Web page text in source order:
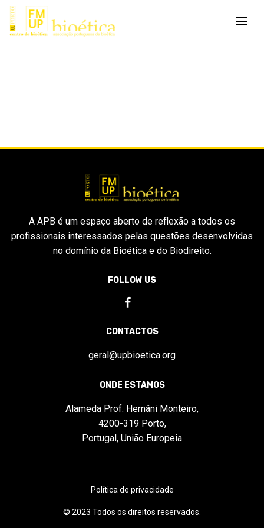
A APB é um espaço aberto de reflexão a todos os
profissionais interessados pelas questões desenvolvidas
no domínio da Bioética e do Biodireito.
FOLLOW US
CONTACTOS
geral@upbioetica.org
ONDE ESTAMOS
Alameda Prof. Hernâni Monteiro,
4200-319 Porto,
Portugal, União Europeia
© 2023 Todos os direitos reservados.
Política de privacidade